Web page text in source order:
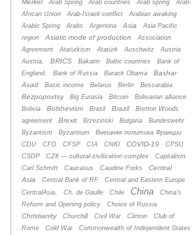
Merkel
Arab Spring Arab countries Arab spring
Arab-
African Union
Arab-Israeli conflict
Arabian awaking
Arabic Spring
Arabs Argentina Asia
Asia Pacific
region
Asiatic mode of production
Association
Agreement
Ataturkism Atatürk Auschwitz
Austria
Austria.
BRICS Bakatin Baltic countries
Bank of
England.
Bank of Russia Barack Obama
Bashar
Asad
Basic income Belarus Berlin Bessarabia
Bezpopovtsy Big Eurasia Bitcoin
Bolivarian alliance
Bolivia
Bolshevism Brasil Brazil
Bretton Woods
agreement
Brexit Brzezinski Bulgaria
Bundeswehr
Byzantism
Byzantium
Bнешняя политика Франции
CDU
CFD CFSP CIA CNKI COVID-19
CPSU
CSDP
CZК — cultural-zivilization complex
Capitalism
Carl Schmitt
Caucasus Caudine Forks
Central
Asia
Central Bank of RF
Central and Eastern Europe
CentralAsia.
Ch. de Gaulle Chile China
China's
Reform and Opening policy
Choice of Russia
Christianity Churchill Civil War Clinton
Club of
Rome
Cold War
Commonwealth of Independent States